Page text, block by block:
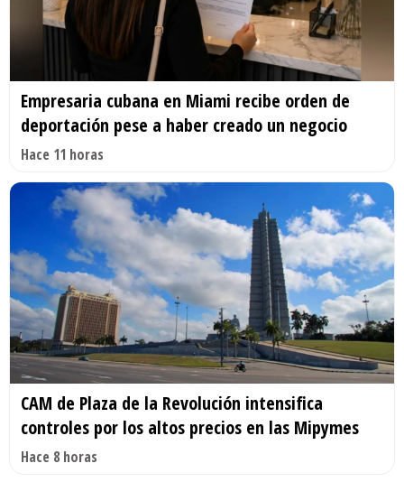
Empresaria cubana en Miami recibe orden de
deportación pese a haber creado un negocio
Hace 11 horas
CAM de Plaza de la Revolución intensifica
controles por los altos precios en las Mipymes
Hace 8 horas